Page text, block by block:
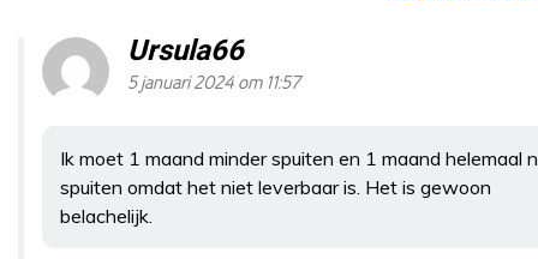
Ursula66
5 januari 2024 om 11:57
Ik moet 1 maand minder spuiten en 1 maand helemaal
spuiten omdat het niet leverbaar is. Het is gewoon
belachelijk.